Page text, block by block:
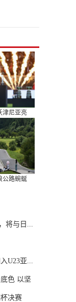
津尼亚亮
公路蜿蜒
将与日...
U23亚...
色 以坚
决赛